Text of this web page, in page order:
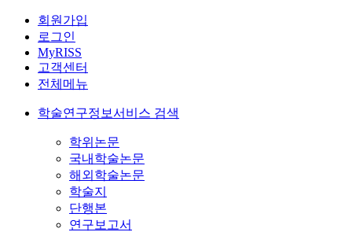
회원가입
로그인
MyRISS
고객센터
전체메뉴
학술연구정보서비스 검색
학위논문
국내학술논문
해외학술논문
학술지
단행본
연구보고서